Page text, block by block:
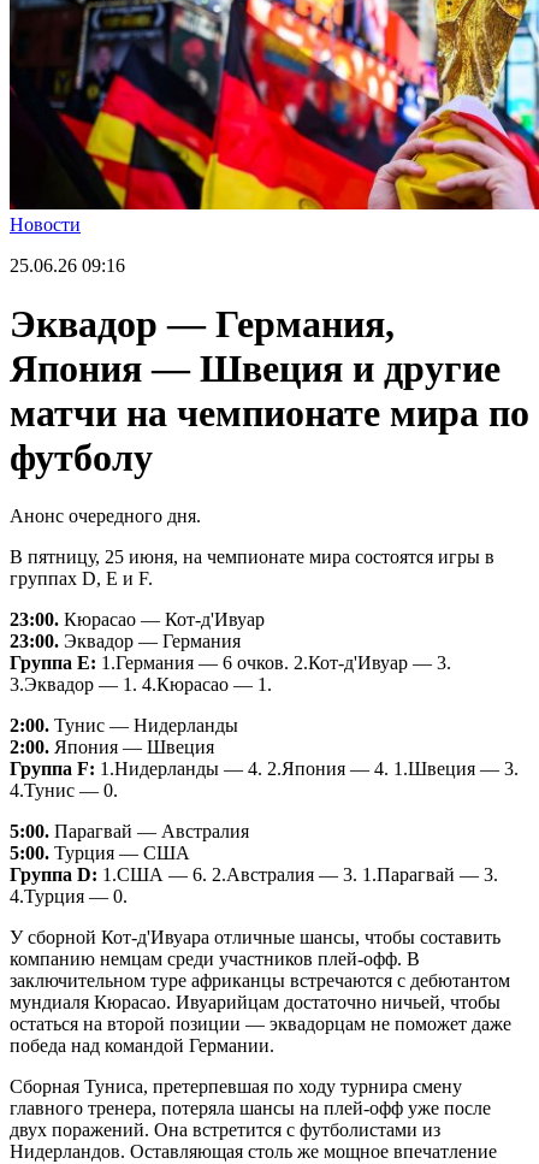
Новости
25.06.26 09:16
Эквадор — Германия,
Япония — Швеция и другие
матчи на чемпионате мира по
футболу
Анонс очередного дня.
В пятницу, 25 июня, на чемпионате мира состоятся игры в
группах D, E и F.
23:00. Кюрасао — Кот-д'Ивуар
23:00. Эквадор — Германия
Группа Е: 1.Германия — 6 очков. 2.Кот-д'Ивуар — 3.
3.Эквадор — 1. 4.Кюрасао — 1.
2:00. Тунис — Нидерланды
2:00. Япония — Швеция
Группа F: 1.Нидерланды — 4. 2.Япония — 4. 1.Швеция — 3.
4.Тунис — 0.
5:00. Парагвай — Австралия
5:00. Турция — США
Группа D: 1.США — 6. 2.Австралия — 3. 1.Парагвай — 3.
4.Турция — 0.
У сборной Кот-д'Ивуара отличные шансы, чтобы составить
компанию немцам среди участников плей-офф. В
заключительном туре африканцы встречаются с дебютантом
мундиаля Кюрасао. Ивуарийцам достаточно ничьей, чтобы
остаться на второй позиции — эквадорцам не поможет даже
победа над командой Германии.
Сборная Туниса, претерпевшая по ходу турнира смену
главного тренера, потеряла шансы на плей-офф уже после
двух поражений. Она встретится с футболистами из
Нидерландов. Оставляющая столь же мощное впечатление